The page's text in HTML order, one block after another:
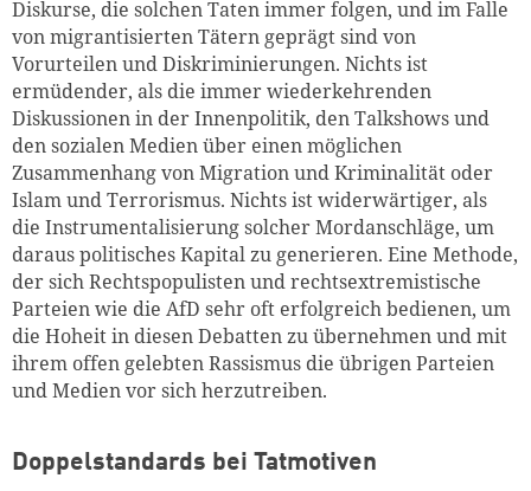
Diskurse, die solchen Taten immer folgen, und im Falle
von migrantisierten Tätern geprägt sind von
Vorurteilen und Diskriminierungen. Nichts ist
ermüdender, als die immer wiederkehrenden
Diskussionen in der Innenpolitik, den Talkshows und
den sozialen Medien über einen möglichen
Zusammenhang von Migration und Kriminalität oder
Islam und Terrorismus. Nichts ist widerwärtiger, als
die Instrumentalisierung solcher Mordanschläge, um
daraus politisches Kapital zu generieren. Eine Methode,
der sich Rechtspopulisten und rechtsextremistische
Parteien wie die AfD sehr oft erfolgreich bedienen, um
die Hoheit in diesen Debatten zu übernehmen und mit
ihrem offen gelebten Rassismus die übrigen Parteien
und Medien vor sich herzutreiben.
Doppelstandards bei Tatmotiven